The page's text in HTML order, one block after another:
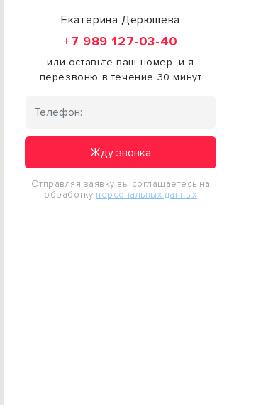
Екатерина Дерюшева
+7 989 127-03-40
или оставьте ваш номер, и я
перезвоню в течение 30 минут
Жду звонка
Отправляя заявку вы соглашаетесь на
обработку персональных данных